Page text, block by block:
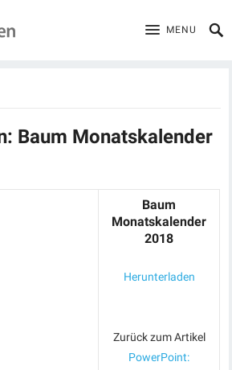
MENU
Baum Monatskalender
Baum
Monatskalender
2018
Herunterladen
Zurück zum Artikel
PowerPoint: